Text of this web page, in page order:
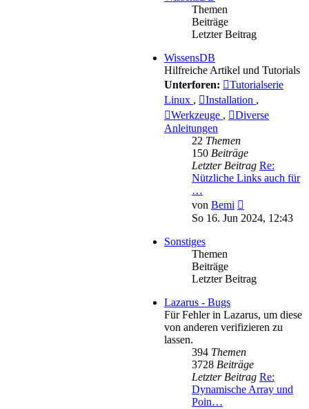
Themen
Beiträge
Letzter Beitrag
WissensDB
Hilfreiche Artikel und Tutorials
Unterforen:
Tutorialserie
Linux , Installation ,
Werkzeuge ,
Diverse
Anleitungen
22 Themen
150 Beiträge
Letzter Beitrag Re:
Nützliche Links auch für
…
von Bemi
Beitrag
So 16. Jun 2024, 12:43
Sonstiges
Themen
Beiträge
Letzter Beitrag
Lazarus - Bugs
Für Fehler in Lazarus, um diese
von anderen verifizieren zu
lassen.
394 Themen
3728 Beiträge
Letzter Beitrag Re:
Dynamische Array und
Poin…